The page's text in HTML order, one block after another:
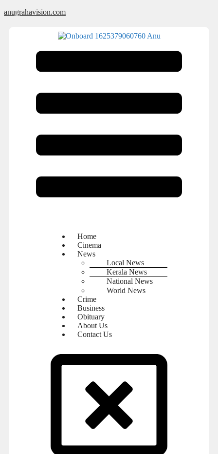
anugrahavision.com
Home
Cinema
News
Local News
Kerala News
National News
World News
Crime
Business
Obituary
About Us
Contact Us